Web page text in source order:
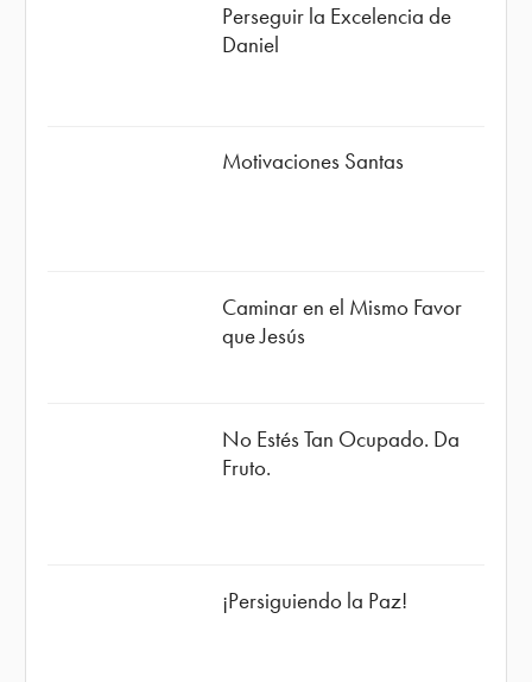
Perseguir la Excelencia de
Daniel
Motivaciones Santas
Caminar en el Mismo Favor
que Jesús
No Estés Tan Ocupado. Da
Fruto.
¡Persiguiendo la Paz!